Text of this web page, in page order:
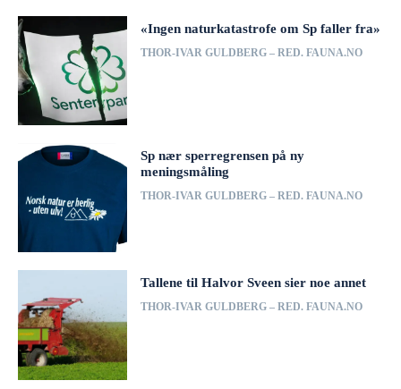
«Ingen naturkatastrofe om Sp faller fra»
THOR-IVAR GULDBERG – RED. FAUNA.NO
Sp nær sperregrensen på ny
meningsmåling
THOR-IVAR GULDBERG – RED. FAUNA.NO
Tallene til Halvor Sveen sier noe annet
THOR-IVAR GULDBERG – RED. FAUNA.NO